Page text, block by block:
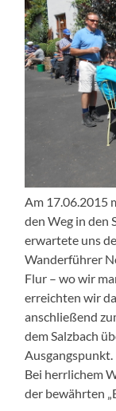
Am 17.06.2015
den Weg in den
erwartete uns
Wanderführer
Flur – wo wir
erreichten wir
anschließend
dem Salzbach
Ausgangspunkt.
Bei herrlichem
der bewährten